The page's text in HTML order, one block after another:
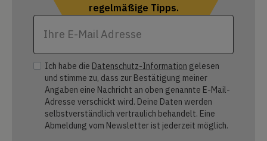
regelmäßige Tipps.
Ich habe die Datenschutz-Information gelesen
und stimme zu, dass zur Bestätigung meiner
Angaben eine Nachricht an oben genannte E-Mail-
Adresse verschickt wird. Deine Daten werden
selbstverständlich vertraulich behandelt. Eine
Abmeldung vom Newsletter ist jederzeit möglich.